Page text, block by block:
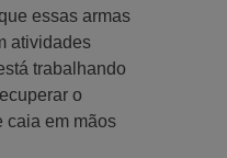
essas armas
atividades
trabalhando
o
caia em mãos